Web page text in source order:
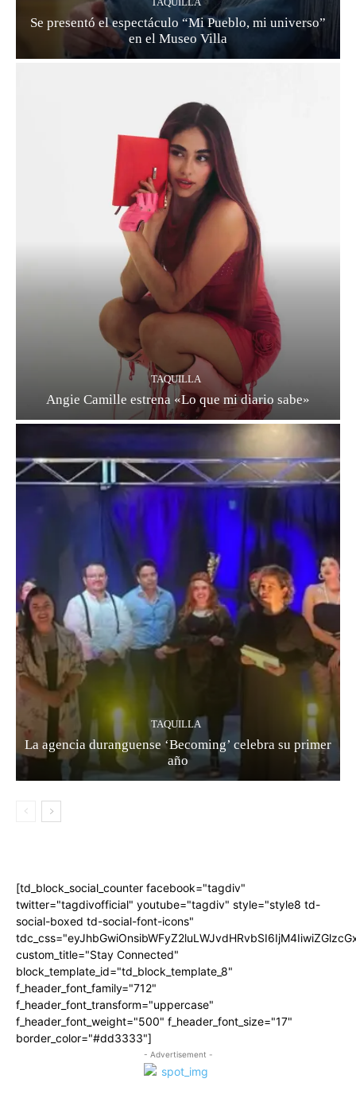
Se presentó el espectáculo “Mi Pueblo, mi universo”
en el Museo Villa
TAQUILLA
Angie Camille estrena «Lo que mi diario sabe»
TAQUILLA
La agencia duranguense ‘Becoming’ celebra su primer
año
[td_block_social_counter facebook="tagdiv"
twitter="tagdivofficial" youtube="tagdiv" style="style8 td-
social-boxed td-social-font-icons"
custom_title="Stay Connected"
block_template_id="td_block_template_8"
f_header_font_family="712"
f_header_font_transform="uppercase"
f_header_font_weight="500" f_header_font_size="17"
border_color="#dd3333"]
- Advertisement -